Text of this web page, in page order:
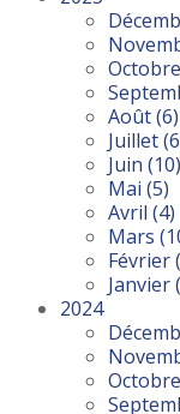
Octobre
Août(6)
Juillet
Juin (10)
Mai (5)
Avril (4)
Mars
Février
Janvier
2024
Octobre